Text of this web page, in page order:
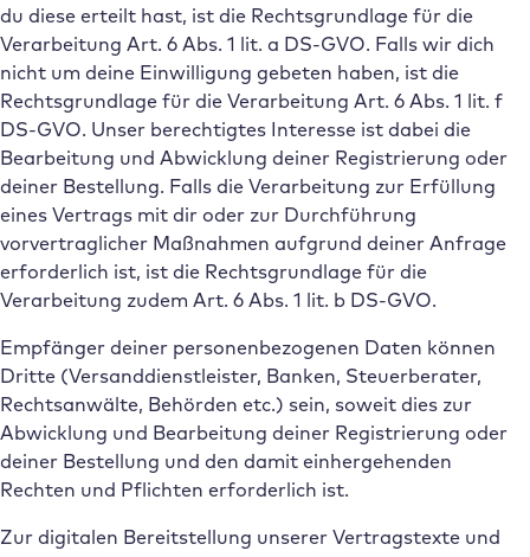
du diese erteilt hast, ist die Rechtsgrundlage für die
Verarbeitung Art. 6 Abs. 1 lit. a DS-GVO. Falls wir dich
nicht um deine Einwilligung gebeten haben, ist die
Rechtsgrundlage für die Verarbeitung Art. 6 Abs. 1 lit. f
DS-GVO. Unser berechtigtes Interesse ist dabei die
Bearbeitung und Abwicklung deiner Registrierung oder
deiner Bestellung. Falls die Verarbeitung zur Erfüllung
eines Vertrags mit dir oder zur Durchführung
vorvertraglicher Maßnahmen aufgrund deiner Anfrage
erforderlich ist, ist die Rechtsgrundlage für die
Verarbeitung zudem Art. 6 Abs. 1 lit. b DS-GVO.
Empfänger deiner personenbezogenen Daten können
Dritte (Versanddienstleister, Banken, Steuerberater,
Rechtsanwälte, Behörden etc.) sein, soweit dies zur
Abwicklung und Bearbeitung deiner Registrierung oder
deiner Bestellung und den damit einhergehenden
Rechten und Pflichten erforderlich ist.
Zur digitalen Bereitstellung unserer Vertragstexte und